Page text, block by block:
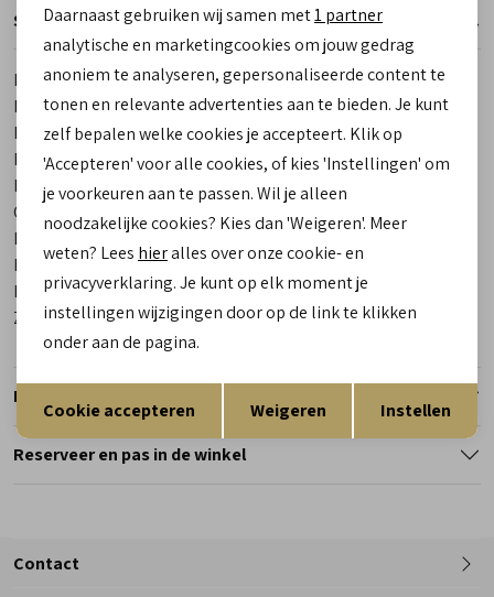
Specificaties
Merk
Solidus
Leveranciercode
25021 20983 Helia
Bestelcode
00028268-93
Breedtemaat
H
Los voetbed
Ja
Categorie
Sneakers | veterschoenen
Kleur
Materiaal buitenkant
Lak Leder
Materiaal binnenkant
Leer/ Textiel
Zool
Rubber
Retourneren
Reserveer en pas in de winkel
Contact
Marketing cookies
Terug Opslaan
Daarnaast gebruiken wij samen met1 partner
analytische en marketingcookies om jouw gedrag
anoniem te analyseren, gepersonaliseerde content te
tonen en relevante advertenties aan te bieden. Je kunt
zelf bepalen welke cookies je accepteert. Klik op
'Accepteren' voor alle cookies, of kies 'Instellingen' om
je voorkeuren aan te passen. Wil je alleen
noodzakelijke cookies? Kies dan 'Weigeren'. Meer
weten? Lees hieralles over onze cookie- en
privacyverklaring. Je kunt op elk moment je
instellingen wijzigingen door op de link te klikken
onder aan de pagina.
Cookie accepteren Weigeren Instellen